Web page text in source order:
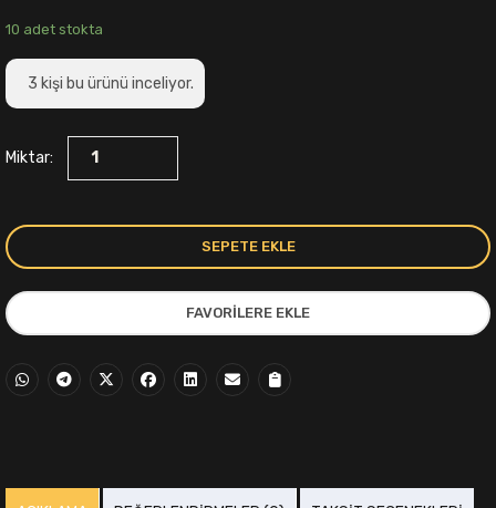
fiyat:
699,00₺.fiyat:
10 adet stokta
3 kişi bu ürünü inceliyor.
Miktar:
SEPETE EKLE
FAVORILERE EKLE